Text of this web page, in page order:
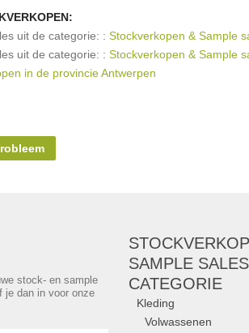
uit de categorie: : Stockverkopen & Sample
uit de categorie: : Stockverkopen & Sample
in de provincie Antwerpen
stock- en sample
je dan in voor onze
SAMPLE
CATEGORIE
Kleding
Volwassenen